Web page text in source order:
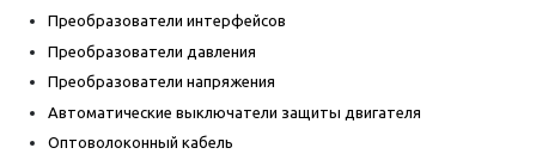
Преобразователи интерфейсов
Преобразователи давления
Преобразователи напряжения
Автоматические выключатели защиты двигателя
Оптоволоконный кабель